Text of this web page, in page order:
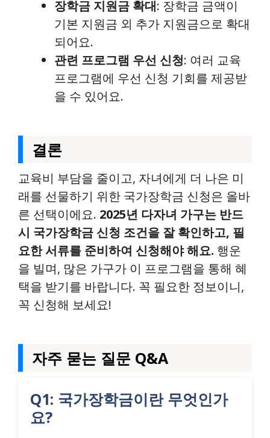
장학금 지원금 확대: 장학금 금액이
기본 지원금 외 추가 지원금으로 확대
되어요.
관련 프로그램 우선 신청: 여러 교육
프로그램에 우선 신청 기회를 제공받
을 수 있어요.
결론
교육비 부담을 줄이고, 자녀에게 더 나은 미
래를 선물하기 위한 국가장학금 신청은 올바
른 선택이에요. 2025년 다자녀 가구는 반드
시 국가장학금 신청 조건을 잘 확인하고, 필
요한 서류를 준비하여 신청해야 해요. 행운
을 빌며, 많은 가구가 이 프로그램을 통해 혜
택을 받기를 바랍니다. 꼭 필요한 정보이니,
꼭 신청해 보세요!
자주 묻는 질문 Q&A
Q1: 국가장학금이란 무엇인가
요?